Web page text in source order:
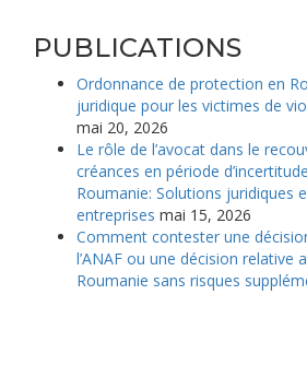
PUBLICATIONS
Ordonnance de protection en
juridique pour les victimes de
mai 20, 2026
Le rôle de l’avocat dans le
créances en période
Roumanie: Solutions juridiques
entreprises mai 15, 2026
Comment contester une
l’ANAF ou une décision relative
Roumanie sans risques